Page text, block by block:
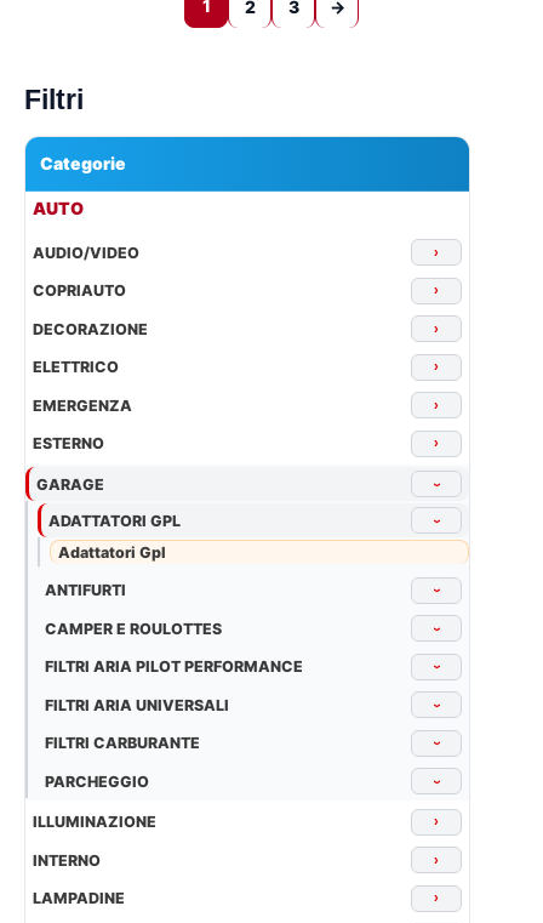
Filtri
Categorie
AUTO
AUDIO/VIDEO ›
COPRIAUTO ›
DECORAZIONE ›
ELETTRICO ›
EMERGENZA ›
ESTERNO ›
GARAGE ›
ADATTATORI GPL ›
Adattatori Gpl
ANTIFURTI ›
CAMPER E ROULOTTES ›
FILTRI ARIA PILOT PERFORMANCE ›
FILTRI ARIA UNIVERSALI ›
FILTRI CARBURANTE ›
PARCHEGGIO ›
ILLUMINAZIONE ›
INTERNO ›
LAMPADINE ›
1 2 3 →